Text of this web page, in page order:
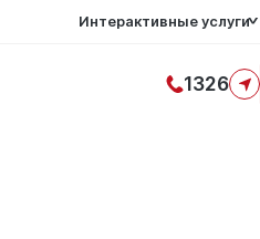
Интерактивные услуги
1326